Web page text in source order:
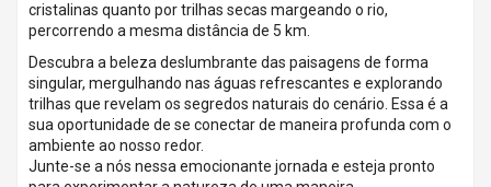
cristalinas quanto por trilhas secas margeando o rio,
percorrendo a mesma distância de 5 km.
Descubra a beleza deslumbrante das paisagens de forma
singular, mergulhando nas águas refrescantes e explorando
trilhas que revelam os segredos naturais do cenário. Essa é a
sua oportunidade de se conectar de maneira profunda com o
ambiente ao nosso redor.
Junte-se a nós nessa emocionante jornada e esteja pronto